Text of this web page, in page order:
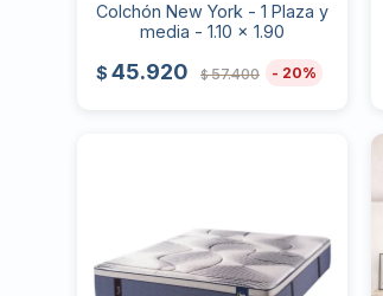
Colchón New York - 1 Plaza y
media - 1.10 x 1.90
$ 45.920 $ 57.400 20